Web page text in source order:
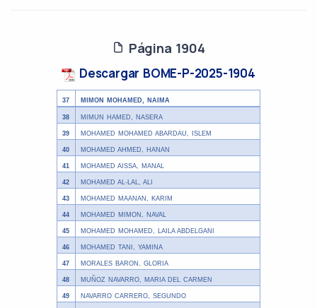
Página 1904
Descargar BOME-P-2025-1904
37 MIMON MOHAMED, NAIMA
38 MIMUN HAMED, NASERA
39 MOHAMED MOHAMED ABARDAU, ISLEM
40 MOHAMED AHMED, HANAN
41 MOHAMED AISSA, MANAL
42 MOHAMED AL-LAL, ALI
43 MOHAMED MAANAN, KARIM
44 MOHAMED MIMON, NAVAL
45 MOHAMED MOHAMED, LAILA ABDELGANI
46 MOHAMED TANI, YAMINA
47 MORALES BARON, GLORIA
48 MUÑOZ NAVARRO, MARIA DEL CARMEN
49 NAVARRO CARRERO, SEGUNDO